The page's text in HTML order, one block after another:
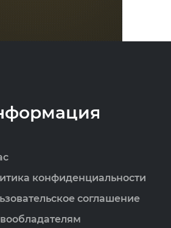
конфиденциальности
соглашение